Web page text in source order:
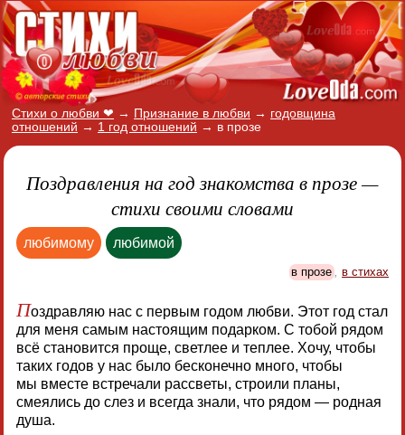
Стихи о любви ❤ → Признание в любви → годовщина
отношений → 1 год отношений → в прозе
Поздравления на год знакомства в прозе —
стихи своими словами
любимому любимой
в прозе , в стихах
Поздравляю нас с первым годом любви. Этот год стал
для меня самым настоящим подарком. С тобой рядом
всё становится проще, светлее и теплее. Хочу, чтобы
таких годов у нас было бесконечно много, чтобы
мы вместе встречали рассветы, строили планы,
смеялись до слез и всегда знали, что рядом — родная
душа.